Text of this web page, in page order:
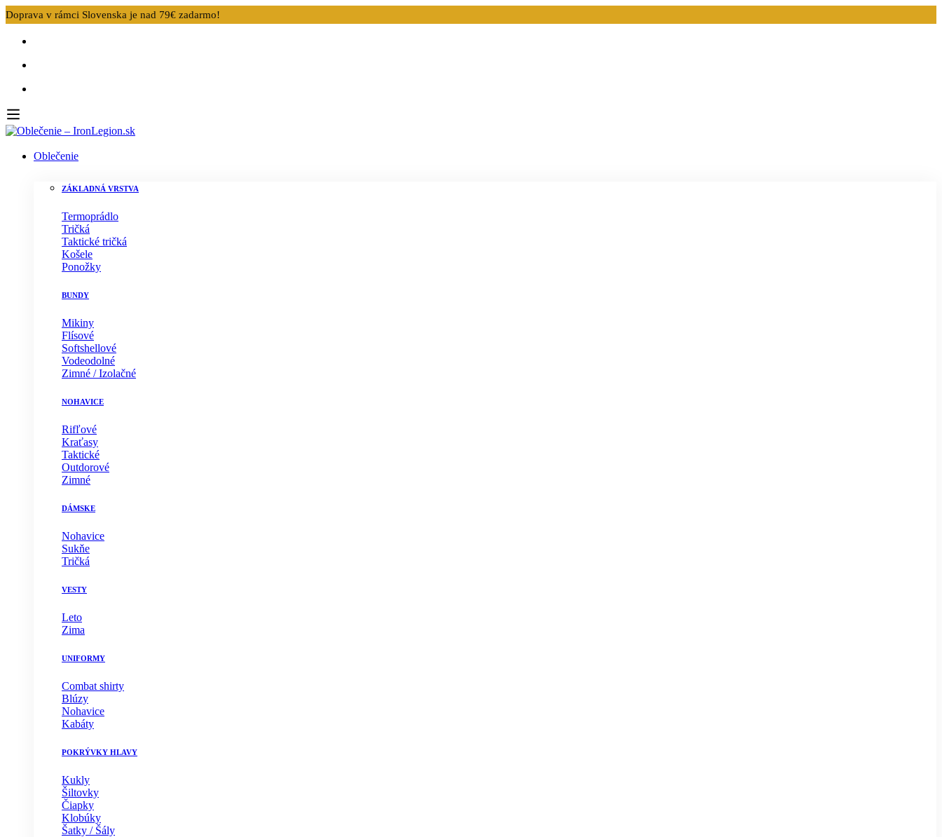
Doprava v rámci Slovenska je nad 79€ zadarmo!
Oblečenie
ZÁKLADNÁ VRSTVA
Termoprádlo
Tričká
Taktické tričká
Košele
Ponožky
BUNDY
Mikiny
Flísové
Softshellové
Vodeodolné
Zimné / Izolačné
NOHAVICE
Rifľové
Kraťasy
Taktické
Outdorové
Zimné
DÁMSKE
Nohavice
Sukňe
Tričká
VESTY
Leto
Zima
UNIFORMY
Combat shirty
Blúzy
Nohavice
Kabáty
POKRÝVKY HLAVY
Kukly
Šiltovky
Čiapky
Klobúky
Šatky / Šály